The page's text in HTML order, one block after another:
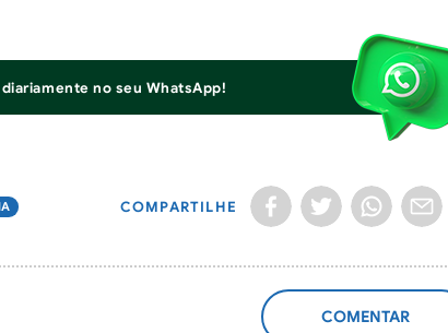
no seu WhatsApp!
COMPARTILHE
ADICIONAR